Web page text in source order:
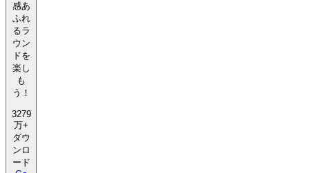
感あ
ふれ
るラ
ウン
ドを
楽し
も
う！
3279
万+
ダウ
ンロ
ード